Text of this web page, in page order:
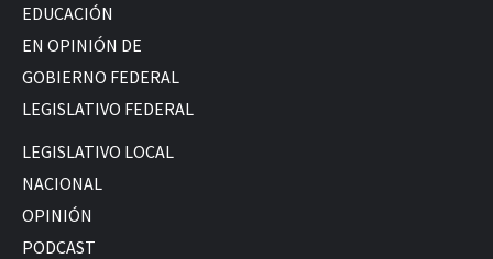
EDUCACIÓN
EN OPINIÓN DE
GOBIERNO FEDERAL
LEGISLATIVO FEDERAL
LEGISLATIVO LOCAL
NACIONAL
OPINIÓN
PODCAST